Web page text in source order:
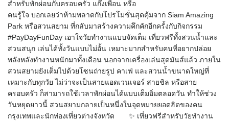
สำหรับพักผ่อนกับครอบครัว แก๊งเพื่อน หรือ
คนรู้ใจ บอกเลยว่าห้ามพลาดกับโปรโมชั่นสุดคุ้มจาก Siam Amazing
Park หรือสวนสยาม ที่กลับมาสร้างความคึกคักอีกครั้งกับกิจกรรม
#PayDayFunDay เอาใจวัยทำงานแบบจัดเต็ม เที่ยวฟรีทั้งสวนน้ำและ
สวนสนุก เล่นได้ทั้งวันแบบไม่อั้น เหมาะมากสำหรับคนที่อยากปล่อย
พลังหลังทำงานหนักมาทั้งเดือน นอกจากเครื่องเล่นสุดมันส์แล้ว ภายใน
สวนสยามยังเต็มไปด้วยโซนถ่ายรูป คาเฟ่ และสวนน้ำขนาดใหญ่ที่
เหมาะกับทุกวัย ไม่ว่าจะเป็นสายแอดเวนเจอร์ สายชิล หรือสาย
ครอบครัว ก็สามารถใช้เวลาพักผ่อนได้แบบเต็มอิ่มตลอดวัน ทำให้ช่วง
วันหยุดยาวนี้ สวนสยามกลายเป็นหนึ่งในจุดหมายยอดฮิตของคน
กรุงเทพและนักท่องเที่ยวต่างจังหวัด ✨ เที่ยวฟรีสำหรับวัยทำงาน